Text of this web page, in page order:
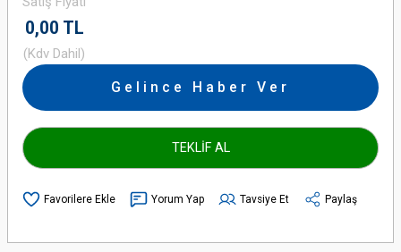
0,00 TL
(Kdv Dahil)
Gelince Haber Ver
TEKLİF AL
Yorum Yap Tavsiye Et Paylaş